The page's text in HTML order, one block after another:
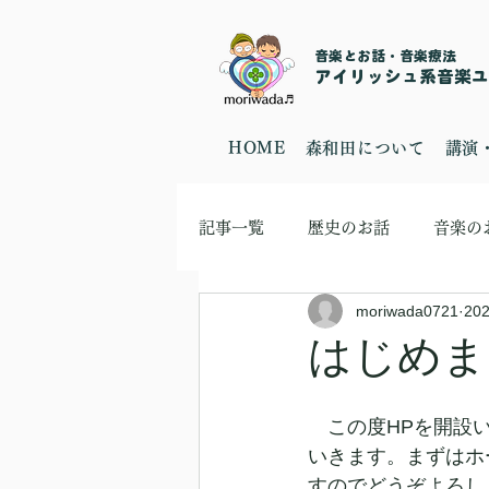
音楽とお話・音楽療法
アイリッシュ系音
HOME 森和田について 講演
記事一覧 歴史のお話 音楽の
はじめ
moriwada0721
この度HPを開設
いきます。まずは